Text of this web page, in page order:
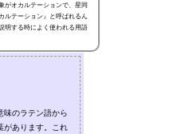
がオカルテーションで、星同
ルテーション』と呼ばれるん
明する時によく使われる用語
味のラテン語から
があります。これ